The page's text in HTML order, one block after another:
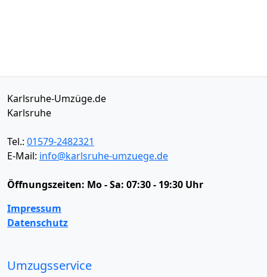
Karlsruhe-Umzüge.de
Karlsruhe
Tel.: 01579-2482321
E-Mail: info@karlsruhe-umzuege.de
Öffnungszeiten: Mo - Sa: 07:30 - 19:30 Uhr
Impressum
Datenschutz
Umzugsservice